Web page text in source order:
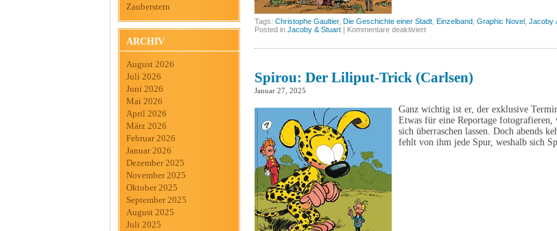
Zauberstern
ARCHIV
August 2026
Juli 2026
Juni 2026
Mai 2026
April 2026
März 2026
Februar 2026
Januar 2026
Dezember 2025
November 2025
Oktober 2025
September 2025
August 2025
Juli 2025
Tags: Christophe Gaultier, Die Geschichte einer Stadt Einzelband Graphic Novel Jacoby
Posted in Jacoby & Stuart Kommentare deaktiviertfür
Spirou: Der Liliput-Trick (Carlsen)
Januar 27, 2025
Ganz wichtig ist er, der exklusive
Etwas für eine Reportage
sich überraschen lassen. Doch abends
fehlt von ihm jede Spur, weshalb sich